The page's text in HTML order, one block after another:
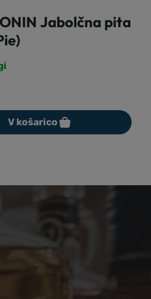
Grenadine
V košarico